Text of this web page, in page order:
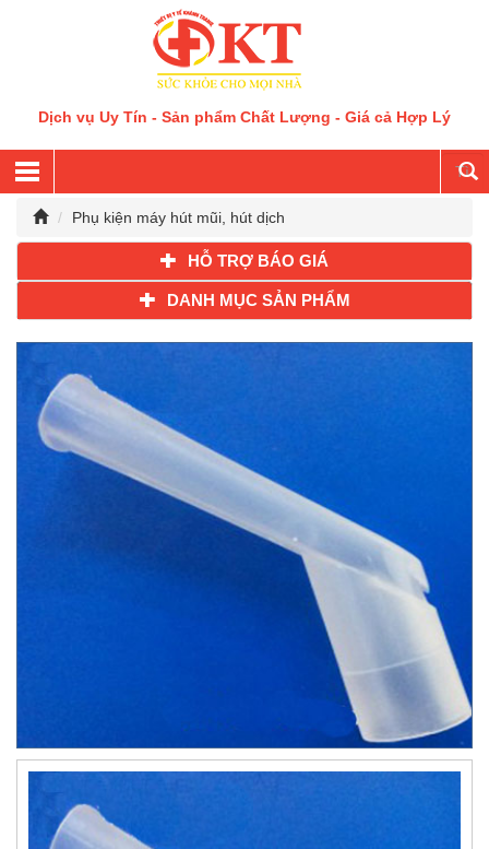
Dịch vụ Uy Tín - Sản phẩm Chất Lượng - Giá cả Hợp Lý
Phụ kiện máy hút mũi, hút dịch
HỖ TRỢ BÁO GIÁ
DANH MỤC SẢN PHẨM